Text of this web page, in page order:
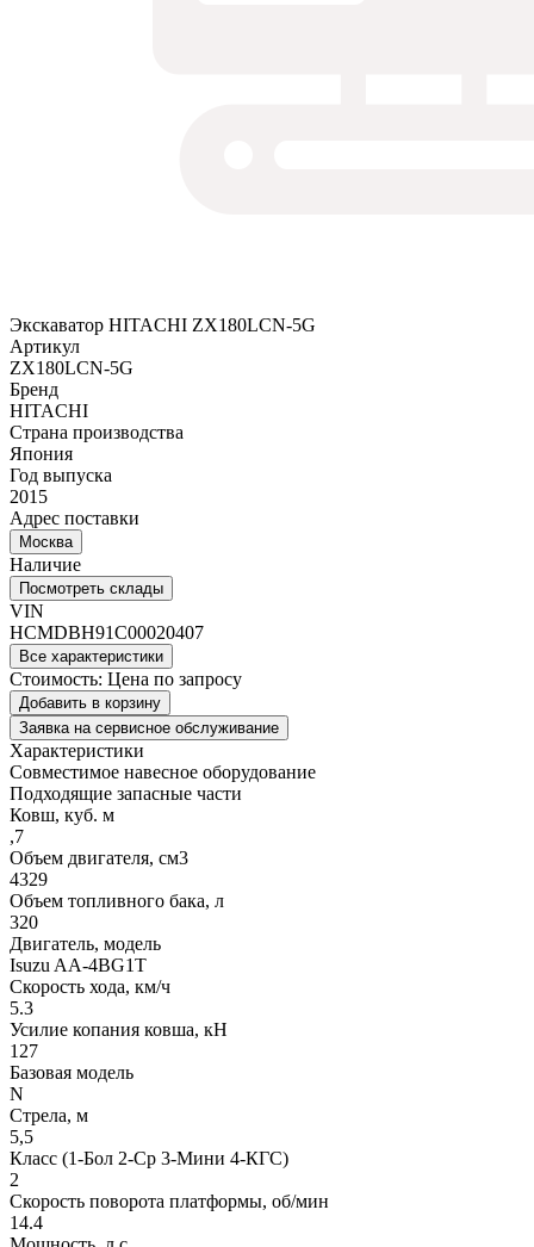
Экскаватор HITACHI ZX180LCN-5G
Артикул
ZX180LCN-5G
Бренд
HITACHI
Страна производства
Япония
Год выпуска
2015
Адрес поставки
Москва
Наличие
Посмотреть склады
VIN
HCMDBH91C00020407
Все характеристики
Стоимость: Цена по запросу
Добавить в корзину
Заявка на сервисное обслуживание
Характеристики
Совместимое навесное оборудование
Подходящие запасные части
Ковш, куб. м
,7
Объем двигателя, см3
4329
Объем топливного бака, л
320
Двигатель, модель
Isuzu AA-4BG1T
Скорость хода, км/ч
5.3
Усилие копания ковша, кН
127
Базовая модель
N
Стрела, м
5,5
Класс (1-Бол 2-Ср 3-Мини 4-КГС)
2
Скорость поворота платформы, об/мин
14.4